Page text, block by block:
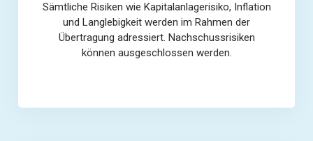
Sämtliche Risiken wie Kapitalanlagerisiko, Inflation
und Langlebigkeit werden im Rahmen der
Übertragung adressiert. Nachschussrisiken
können ausgeschlossen werden.